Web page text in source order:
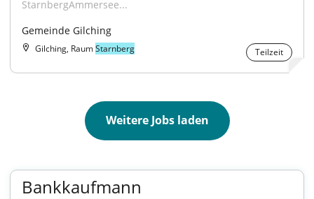
StarnbergAmmersee...
Gemeinde Gilching
Gilching, RaumStarnberg Teilzeit
Weitere Jobs laden
Bankkaufmann